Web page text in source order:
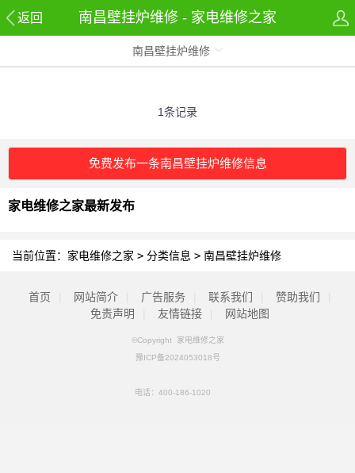
返回 南昌壁挂炉维修 - 家电维修之家
南昌壁挂炉维修
1条记录
免费发布一条南昌壁挂炉维修信息
家电维修之家最新发布
当前位置： 家电维修之家 > 分类信息 > 南昌壁挂炉维修
首页 网站简介 广告服务 联系我们 赞助我们
免责声明
友情链接 网站地图
©Copyright 家电维修之家
豫ICP备2024053018号
电话： 400-186-1020